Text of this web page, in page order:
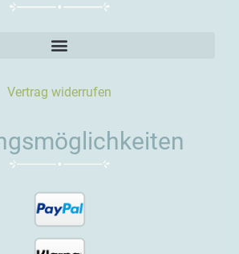
Vertrag widerrufen